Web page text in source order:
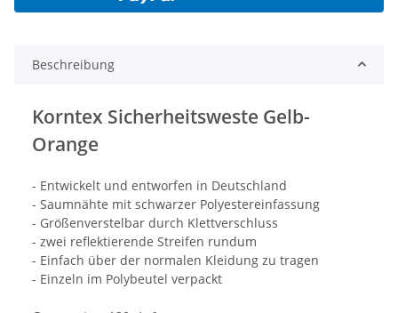
Beschreibung
Korntex Sicherheitsweste Gelb-
Orange
- Entwickelt und entworfen in Deutschland
- Saumnähte mit schwarzer Polyestereinfassung
- Größenverstelbar durch Klettverschluss
- zwei reflektierende Streifen rundum
- Einfach über der normalen Kleidung zu tragen
- Einzeln im Polybeutel verpackt